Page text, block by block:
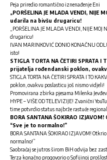
Peja priredio romantično iznenađenje Eni
„PORŠELINA JE MLADA VENDI,
udarila na bivšu drugaricu!
„PORŠELINA JE MLADA VENDI, NIJE
drugaricu!
IVAN MARINKOVIĆ DONIO KONAČNU
isto!
STIGLA TORTA NA ČETIRI SPRATA
prijatelja rođendanski poklon,
STIGLA TORTA NA ČETIRI SPRATA I TO
poklon, ovakvu poslasticu još nismo vidjeli!
Promovirana zbirka pjesama Milenka
HYPE – VIŠE OD TELEVIZIJE! Zvanični
time potvrdio status najbrže rastuće
BORA SANTANA ŠOKIRAO
“Sve je to normalno!”
BORA SANTANA ŠOKIRAO IZJAVOM!
normalno!”
Saobraćaj se jutros širom BiH odvija bez
Terza konačno progovorio o Sofijinoj